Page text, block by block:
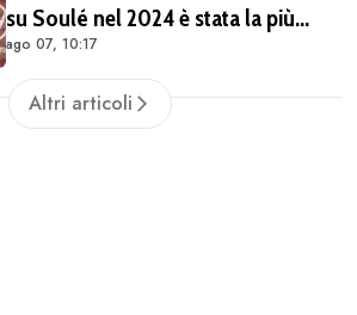
su Soulé nel 2024 è stata la più
importante per la mia carriera"
ago 07, 10:17
Altri articoli